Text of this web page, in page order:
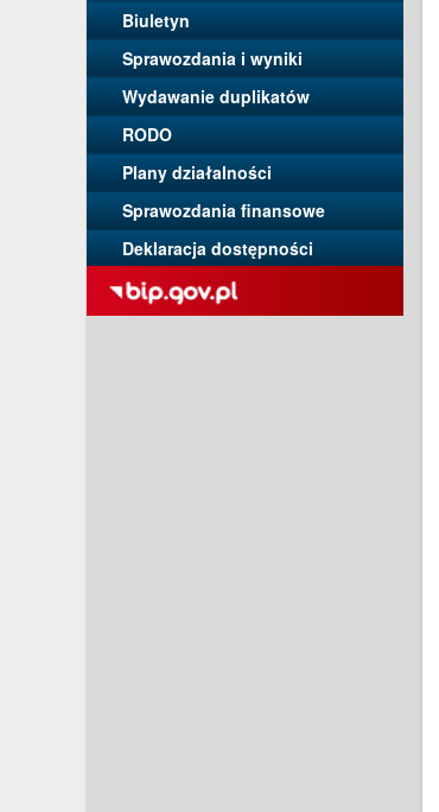
Biuletyn
Sprawozdania i wyniki
Wydawanie duplikatów
RODO
Plany działalności
Sprawozdania finansowe
Deklaracja dostępności